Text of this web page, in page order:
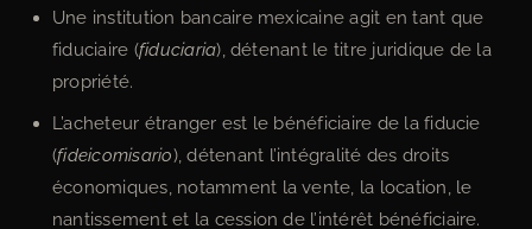
Une institution bancaire mexicaine agit en tant que
fiduciaire (fiduciaria), détenant le titre juridique de la
propriété.
L’acheteur étranger est le bénéficiaire de la fiducie
(fideicomisario), détenant l’intégralité des droits
économiques, notamment la vente, la location, le
nantissement et la cession de l’intérêt bénéficiaire.